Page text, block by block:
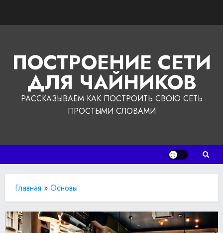
ПОСТРОЕНИЕ СЕТИ
ДЛЯ ЧАЙНИКОВ
РАССКАЗЫВАЕМ КАК ПОСТРОИТЬ СВОЮ СЕТЬ
ПРОСТЫМИ СЛОВАМИ
Главная » Основы